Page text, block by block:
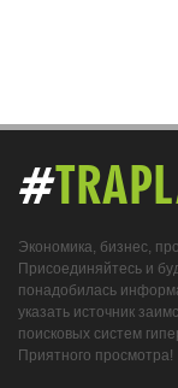
#
Экономика, бизнес,
Присоединяйтесь и
понадобилась
указать источник
поисковых систем
Приятного просмотра!